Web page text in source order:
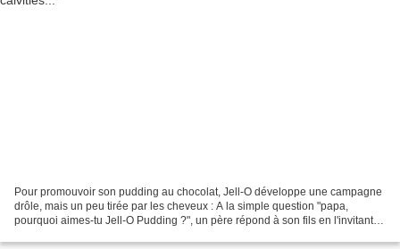
Pour promouvoir son pudding au chocolat, Jell-O développe une campagne
drôle, mais un peu tirée par les cheveux : A la simple question "papa,
pourquoi aimes-tu Jell-O Pudding ?", un père répond à son fils en l'invitant à